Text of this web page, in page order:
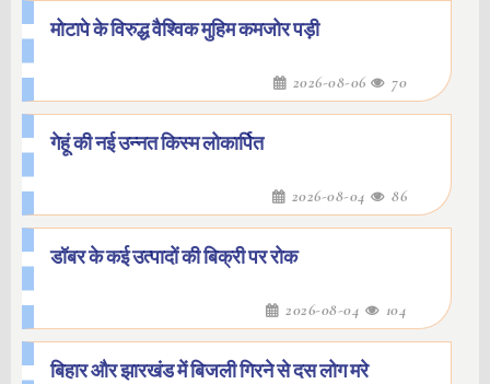
मोटापे के विरुद्ध वैश्विक मुहिम कमजोर पड़ी
2026-08-06 70
गेहूं की नई उन्नत किस्म लोकार्पित
2026-08-04 86
डॉबर के कई उत्पादों की बिक्री पर रोक
2026-08-04 104
बिहार और झारखंड में बिजली गिरने से दस लोग मरे